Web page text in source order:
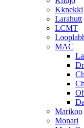
Kknekki
Larahutt
LCMT
MAC
Marikoo
Monari